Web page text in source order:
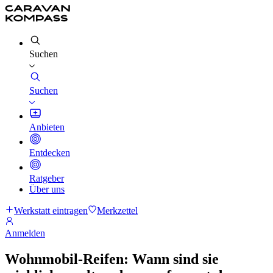
Suchen
Suchen
Anbieten
Entdecken
Ratgeber
Über uns
Werkstatt eintragen Merkzettel
Anmelden
Wohnmobil-Reifen: Wann sind sie